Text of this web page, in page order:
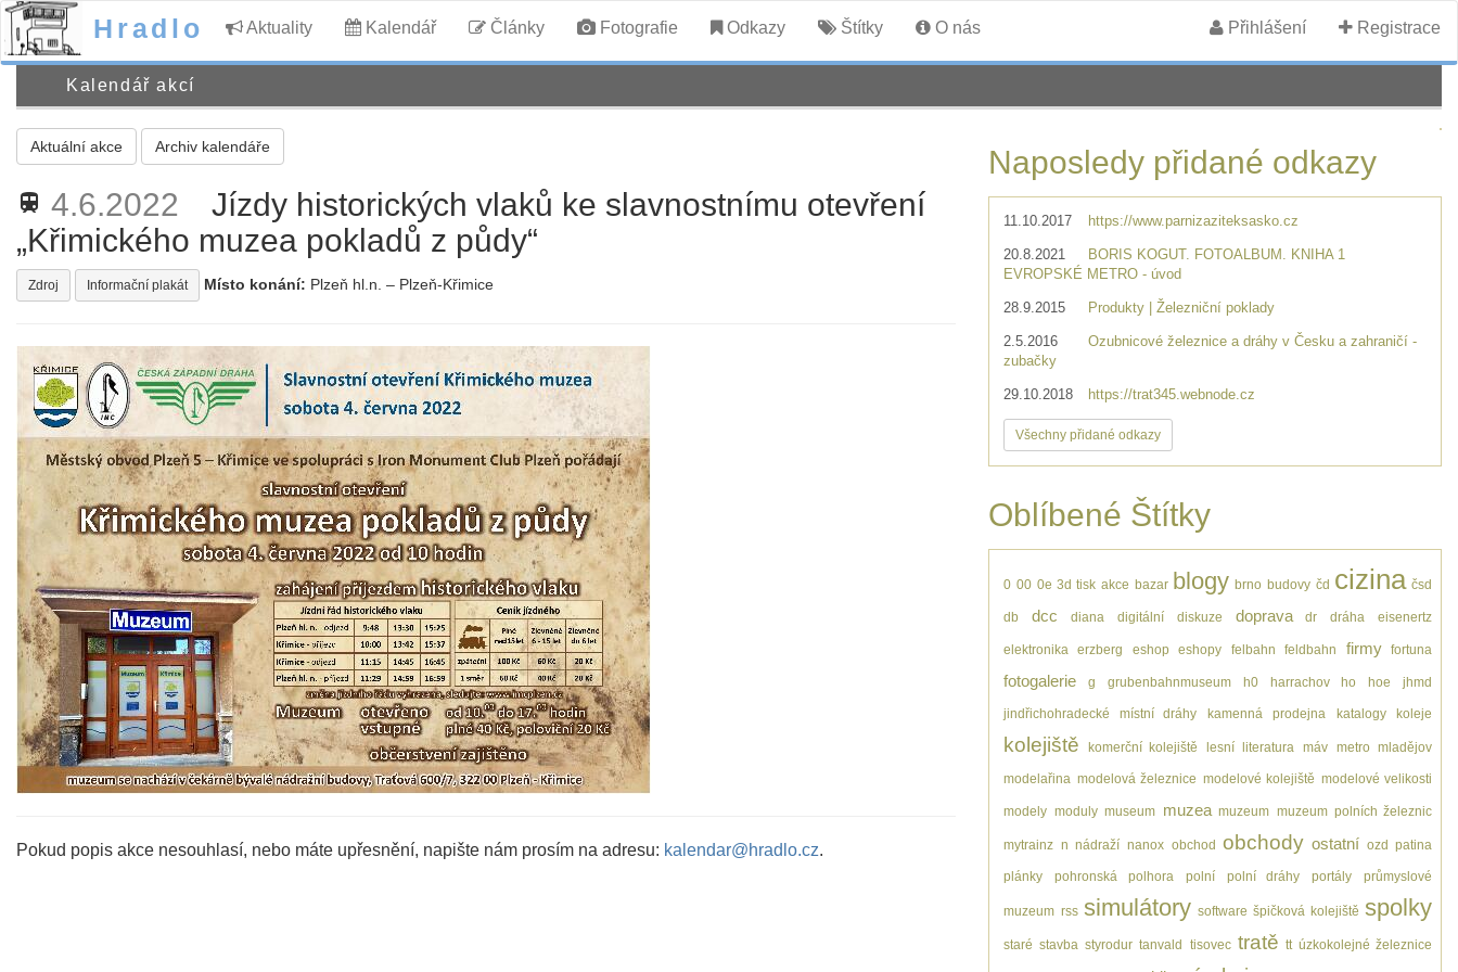
Hradlo Aktuality Kalendář Články Fotografie Odkazy Štítky O nás Přihlášení Registrace
Kalendář akcí
Aktuální akce Archiv kalendáře
train 4.6.2022
Jízdy historických vlaků ke slavnostnímu otevření
„Křimického muzea pokladů z půdy“
Zdroj Informační plakát Místo konání: Plzeň hl.n. – Plzeň-Křimice
Pokud popis akce nesouhlasí, nebo máte upřesnění, napište nám prosím na adresu: kalendar@hradlo.cz.
Naposledy přidané odkazy
11.10.2017 https://www.parnizaziteksasko.cz
20.8.2021
BORIS KOGUT. FOTOALBUM. KNIHA 1
EVROPSKÉ METRO - úvod
28.9.2015 Produkty | Železniční poklady
2.5.2016
Ozubnicové železnice a dráhy v Česku a zahraničí -
zubačky
29.10.2018 https://trat345.webnode.cz
Všechny přidané odkazy
Oblíbené Štítky
0 00 0e 3d tisk akce bazar blogy brno budovy čd cizina čsd
db dcc diana digitální diskuze doprava dr dráha eisenertz
elektronika erzberg eshop eshopy felbahn feldbahn firmy fortuna
fotogalerie g grubenbahnmuseum h0 harrachov ho hoe jhmd
jindřichohradecké místní dráhy kamenná prodejna katalogy koleje
kolejiště komerční kolejiště lesní literatura máv metro mladějov
modelařina modelová železnice modelové kolejiště modelové velikosti
modely moduly museum muzea muzeum muzeum polních železnic
mytrainz n nádraží nanox obchod obchody ostatní ozd patina
plánky pohronská polhora polní polní dráhy portály průmyslové
muzeum rss simulátory software špičková kolejiště spolky
staré stavba styrodur tanvald tisovec tratě tt úzkokolejné železnice